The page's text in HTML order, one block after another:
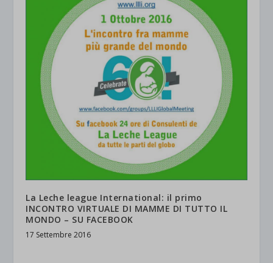
La Leche league International: il primo
INCONTRO VIRTUALE DI MAMME DI TUTTO IL
MONDO – SU FACEBOOK
17 Settembre 2016